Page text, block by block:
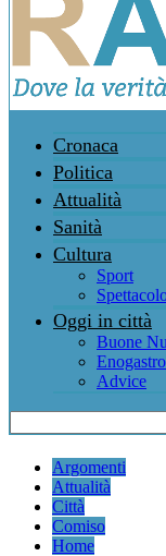
Cronaca
Politica
Attualità
Sanità
Cultura
Sport
Oggi in città
Buone
Advice
Argomenti
Attualità
Città
Comiso
Home